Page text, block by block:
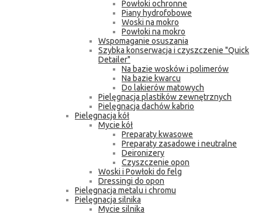
Powłoki ochronne
Piany hydrofobowe
Woski na mokro
Powłoki na mokro
Wspomaganie osuszania
Szybka konserwacja i czyszczenie "Quick
Detailer"
Na bazie wosków i polimerów
Na bazie kwarcu
Do lakierów matowych
Pielęgnacja plastików zewnętrznych
Pielęgnacja dachów kabrio
Pielęgnacja kół
Mycie kół
Preparaty kwasowe
Preparaty zasadowe i neutralne
Deironizery
Czyszczenie opon
Woski i Powłoki do felg
Dressingi do opon
Pielęgnacja metalu i chromu
Pielęgnacja silnika
Mycie silnika